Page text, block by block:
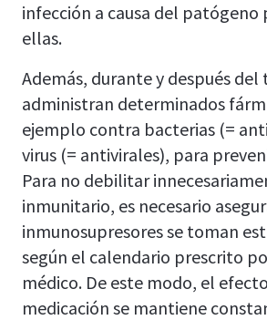
infección a causa del patógeno
ellas.
Además, durante y después
administran determinados
ejemplo contra bacterias (=
virus (= antivirales), para
Para no debilitar
inmunitario, es necesario
inmunosupresores se toman
según el calendario prescrito
médico. De este modo, el
medicación se mantiene